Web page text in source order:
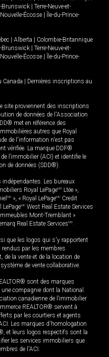
Brunswick
Terre-Neuve-et-
Nouvelle-Écosse
Île-du-Prince-
Alberta
Colombie-Britannique
Brunswick
Terre-Neuve-et-
Nouvelle-Écosse
Île-du-Prince-
Canada
Dernières inscriptions au
site proviennent des inscriptions
de données de l'Association
met en référence des
autres que Royal
de l'information n'est pas
vérifiée. La marque DDF®
l’immobilier (ACI) et identifie le
de données (SDD®).
Les bureaux
Royal LePageMD Ltée »,
MD », « Royal LePageMD Credit
LePageMD West Real Estate Services
Mont-Tremblant »
Real Estate ServicesMD.
que les logos qui s'y rapportent
par les membres
de la vente et de la location de
de vente collaborative.
sont des marques
compagnie dont la National
canadienne de l’immobilier
REALTOR® servent à
par les courtiers et agents
Les marques d'homologation
et leurs logos respectifs sont la
les services immobiliers que
de l'ACI.